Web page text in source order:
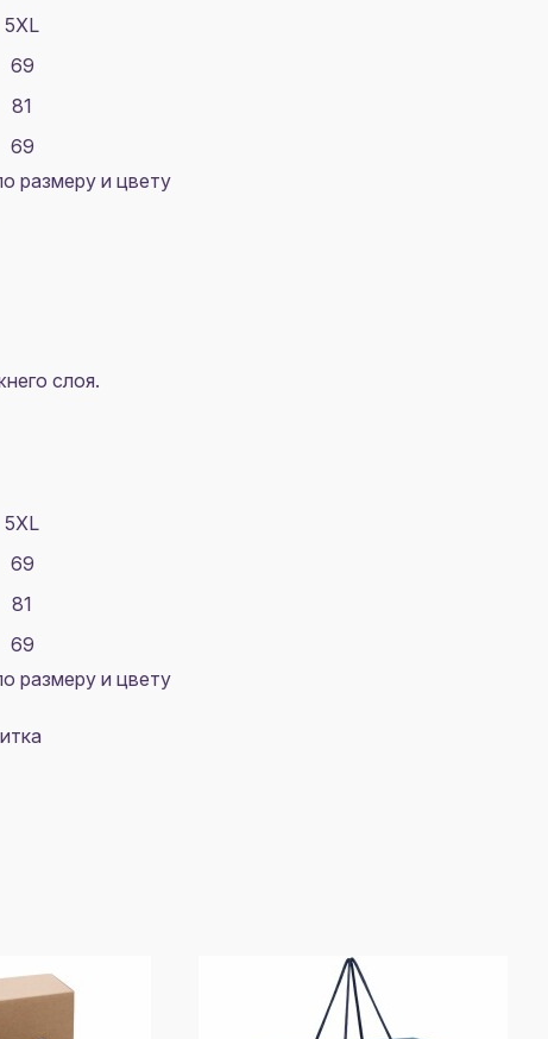
5XL
69
81
69
размеру и цвету
слоя.
5XL
69
81
69
размеру и цвету